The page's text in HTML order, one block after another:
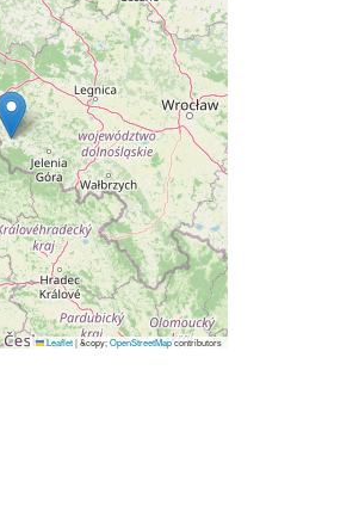
Leaflet |&copy;OpenStreetMapcontributors